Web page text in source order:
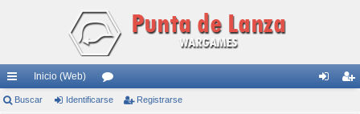
nl
Inicio (Web)
or
Buscar Identificarse Registrarse